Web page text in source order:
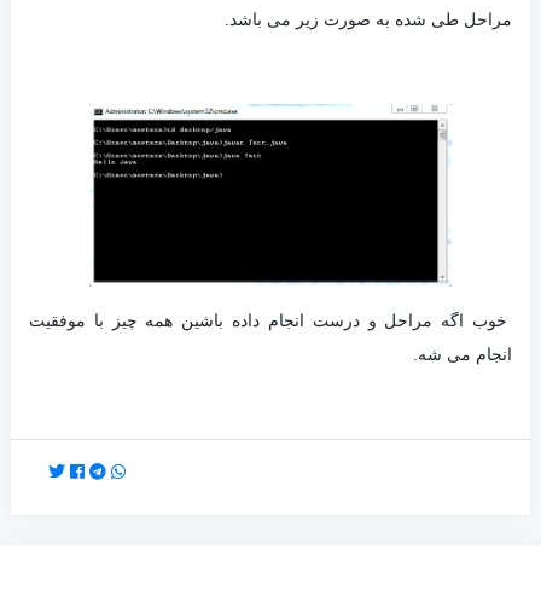
مراحل طی شده به صورت زیر می باشد.
خوب اگه مراحل و درست انجام داده باشین همه چیز با موفقیت
انجام می شه.